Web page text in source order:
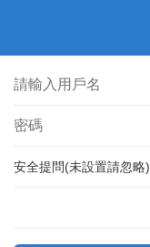
安全提問(未設置請忽略)